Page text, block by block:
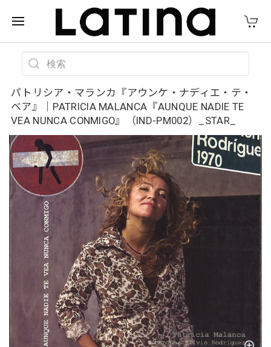
パトリシア・マランカ『アウンケ・ナディエ・テ・
ベア』｜PATRICIA MALANCA『AUNQUE NADIE TE
VEA NUNCA CONMIGO』（IND-PM002）_STAR_